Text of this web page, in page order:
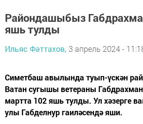
Райондашыбыз
яшь тулды
Ильяс Фәттахов, 3 апрель 2024 -
Симетбаш авылында туып-үскән
Ватан сугышы ветераны
мартта 102 яшь тулды. Ул хәзерге
улы Габделнур гаиләсендә яши.